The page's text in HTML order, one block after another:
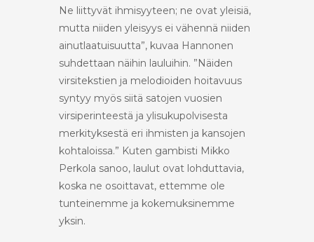
Ne liittyvät ihmisyyteen; ne ovat yleisiä,
mutta niiden yleisyys ei vähennä niiden
ainutlaatuisuutta”, kuvaa Hannonen
suhdettaan näihin lauluihin. ”Näiden
virsitekstien ja melodioiden hoitavuus
syntyy myös siitä satojen vuosien
virsiperinteestä ja ylisukupolvisesta
merkityksestä eri ihmisten ja kansojen
kohtaloissa.” Kuten gambisti Mikko
Perkola sanoo, laulut ovat lohduttavia,
koska ne osoittavat, ettemme ole
tunteinemme ja kokemuksinemme
yksin.